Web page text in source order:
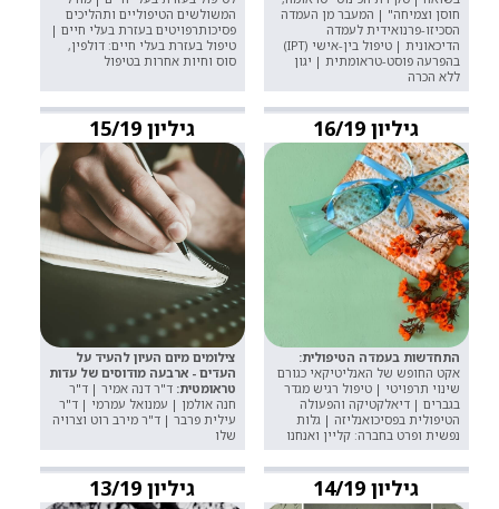
חוסן וצמיחה" | המעבר מן העמדה
הסכיזו-פרנואידית לעמדה
הדיכאונית | טיפול בין-אישי (IPT)
בהפרעה פוסט-טראומתית | יגון
ללא הכרה
המשולשים הטיפוליים ותהליכים
פסיכותרפויטים בעזרת בעלי חיים |
טיפול בעזרת בעלי חיים: דולפין,
סוס וחיות אחרות בטיפול
גיליון 16/19
התחדשות בעמדה הטיפולית:
אקט החופש של האנליטיקאי כגורם
שינוי תרפויטי | טיפול רגיש מגדר
בגברים | דיאלקטיקה והפעולה
הטיפולית בפסיכואנליזה | גלות
נפשית ופרט בחברה: קליין ואנחנו
גיליון 15/19
צילומים מיום העיון להעיד על
העדים - ארבעה מודוסים של עדות
טראומטית: ד"ר דנה אמיר | ד"ר
חנה אולמן | עמנואל עמרמי | ד"ר
עילית פרבר | ד"ר מירב רוט וצרויה
שלו
גיליון 14/19 גיליון 13/19